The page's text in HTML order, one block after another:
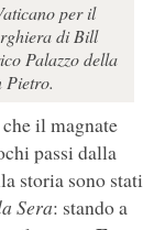
per il
di Bill
Palazzo della
Pietro.
il magnate
passi dalla
storia sono stati
Sera: stando a